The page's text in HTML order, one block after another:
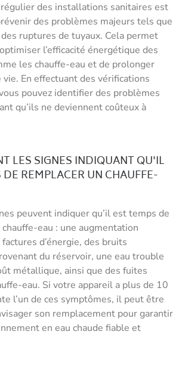
des installations sanitaires est
des problèmes majeurs tels que
ruptures de tuyaux. Cela permet
l’efficacité énergétique des
les chauffe-eau et de prolonger
En effectuant des vérifications
pouvez identifier des problèmes
qu’ils ne deviennent coûteux à
LES SIGNES INDIQUANT QU'IL
DE REMPLACER UN CHAUFFE-
peuvent indiquer qu’il est temps de
eau : une augmentation
d’énergie, des bruits
du réservoir, une eau trouble
métallique, ainsi que des fuites
eau. Si votre appareil a plus de 10
l’un de ces symptômes, il peut être
son remplacement pour garantir
en eau chaude fiable et